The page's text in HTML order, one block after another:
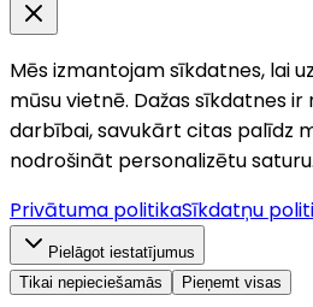
Mēs izmantojam sīkdatnes, lai
mūsu vietnē. Dažas sīkdatnes
darbībai, savukārt citas palīdz
nodrošināt personalizētu saturu.
Privātuma politikaSīkdatņu
Pielāgot iestatījumus
Tikai nepieciešamās
Pieņemt visas